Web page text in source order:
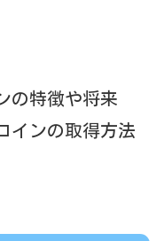
の特徴や将来
インの取得方法